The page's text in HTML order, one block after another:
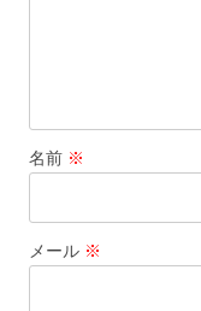
名前 ※
メール ※